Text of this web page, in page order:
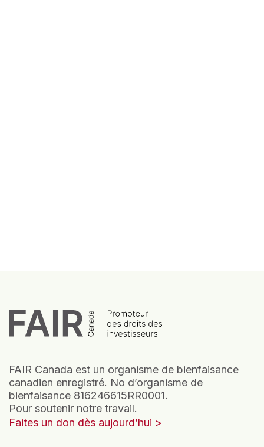
FAIR Canada est un organisme de bienfaisance
canadien enregistré. No d’organisme de
bienfaisance 816246615RR0001.
Pour soutenir notre travail.
Faites un don dès aujourd’hui